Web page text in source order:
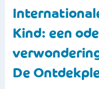
Kind: een
De